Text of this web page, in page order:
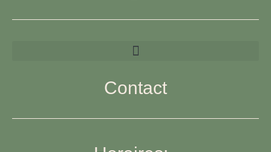
Contact